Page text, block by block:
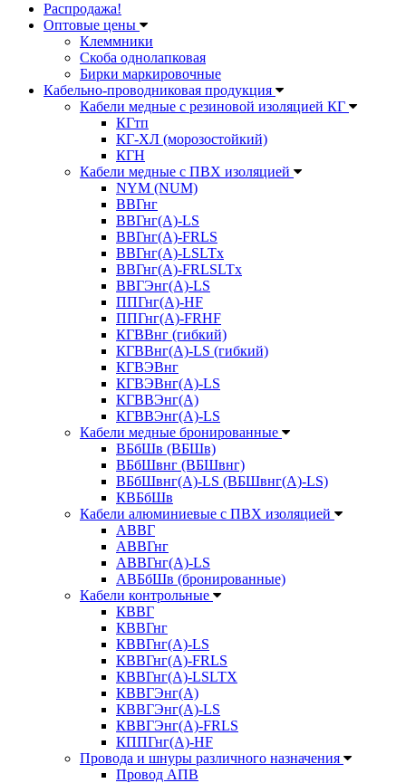
Распродажа!
Оптовые цены
Клеммники
Скоба однолапковая
Бирки маркировочные
Кабельно-проводниковая продукция
Кабели медные с резиновой изоляцией КГ
КГтп
КГ-ХЛ (морозостойкий)
КГН
Кабели медные с ПВХ изоляцией
NYM (NUM)
ВВГнг
ВВГнг(А)-LS
ВВГнг(А)-FRLS
ВВГнг(A)-LSLTx
ВВГнг(A)-FRLSLTx
ВВГЭнг(А)-LS
ППГнг(А)-HF
ППГнг(А)-FRHF
КГВВнг (гибкий)
КГВВнг(А)-LS (гибкий)
КГВЭВнг
КГВЭВнг(А)-LS
КГВВЭнг(А)
КГВВЭнг(А)-LS
Кабели медные бронированные
ВБбШв (ВБШв)
ВБбШвнг (ВБШвнг)
ВБбШвнг(А)-LS (ВБШвнг(А)-LS)
КВБбШв
Кабели алюминиевые с ПВХ изоляцией
АВВГ
АВВГнг
АВВГнг(А)-LS
АВБбШв (бронированные)
Кабели контрольные
КВВГ
КВВГнг
КВВГнг(А)-LS
КВВГнг(А)-FRLS
КВВГнг(А)-LSLTX
КВВГЭнг(А)
КВВГЭнг(А)-LS
КВВГЭнг(А)-FRLS
КППГнг(А)-HF
Провода и шнуры различного назначения
Провод АПВ